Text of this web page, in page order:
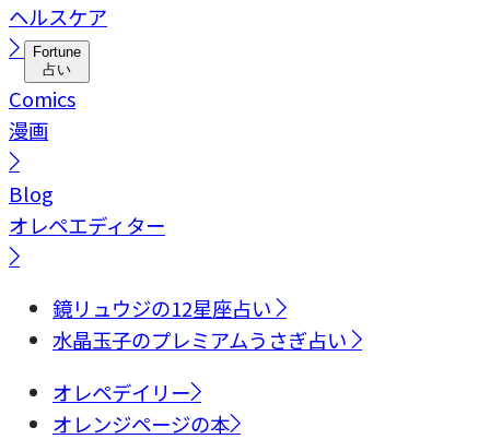
ヘルスケア
Fortune
占い
Comics
漫画
Blog
オレペエディター
鏡リュウジの12星座占い
水晶玉子のプレミアムうさぎ占い
オレペデイリー
オレンジページの本